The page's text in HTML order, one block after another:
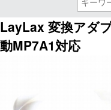
LayLax 変換アダ
動MP7A1対応